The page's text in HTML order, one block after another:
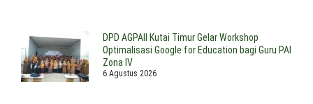
DPD AGPAII Kutai Timur Gelar Workshop
Optimalisasi Google for Education bagi Guru PAI
Zona IV
6 Agustus 2026